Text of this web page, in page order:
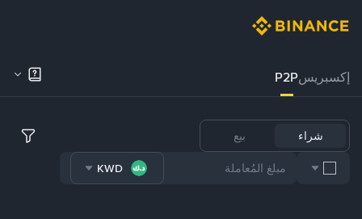
إكسبريسP2P
شراء بيع
KWD